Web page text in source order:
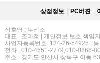
상점정보 PC버젼
상호명 : 누리소
대표 : 조미정 | 개인정보 보호 책임
사업자등록번호 :134-26-54925 |
전화 : 010-4651-2779,010-8866-
주소 : 경기도 안산시 상록구 이동